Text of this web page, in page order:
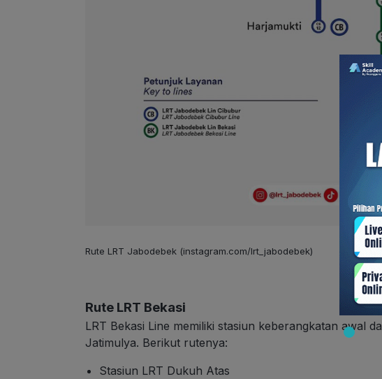
Rute LRT Jabodebek (instagram.com/lrt_jabodebek)
Rute LRT Bekasi
LRT Bekasi Line memiliki stasiun keberangkatan awal
Jatimulya. Berikut rutenya:
Stasiun LRT Dukuh Atas